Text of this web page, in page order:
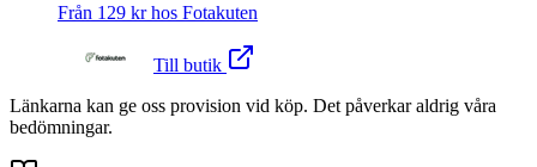
Från 129 kr hos Fotakuten
Till butik
Länkarna kan ge oss provision vid köp. Det påverkar aldrig våra
bedömningar.